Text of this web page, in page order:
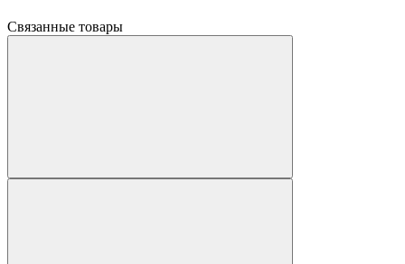
Связанные товары